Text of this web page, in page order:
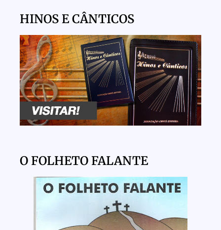
HINOS E CÂNTICOS
O FOLHETO FALANTE